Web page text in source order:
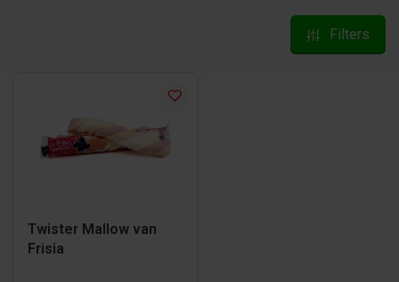
Filters
Twister Mallow van
Frisia